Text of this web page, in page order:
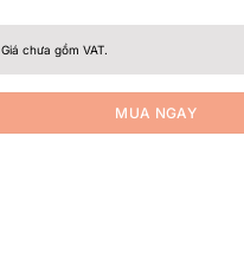
Giá chưa gồm VAT.
MUA NGAY